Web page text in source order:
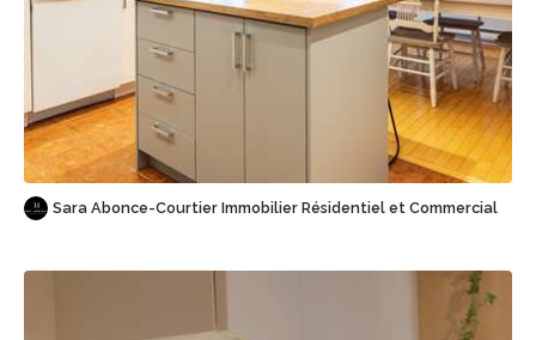
Sara Abonce-Courtier Immobilier Résidentiel et Commercial